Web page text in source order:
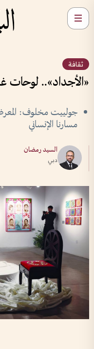
ثقافة
«الأجداد».. لوحات
جولييت مخلوف:
مسارنا الإنساني
السيد رمضان
دبي